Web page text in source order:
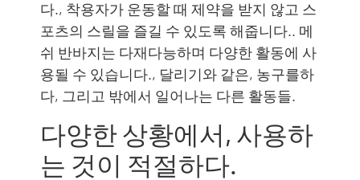
다., 착용자가 운동할 때 제약을 받지 않고 스
포츠의 스릴을 즐길 수 있도록 해줍니다.. 메
쉬 반바지는 다재다능하며 다양한 활동에 사
용될 수 있습니다., 달리기와 같은, 농구를하
다, 그리고 밖에서 일어나는 다른 활동들.
다양한 상황에서, 사용하
는 것이 적절하다.